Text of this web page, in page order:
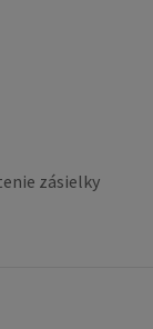
zásielky